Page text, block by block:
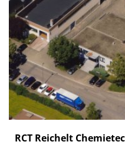
RCT Reichelt